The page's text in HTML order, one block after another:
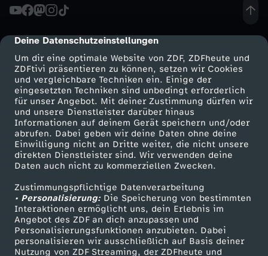
cmp-dialog-description
Deine Datenschutzeinstellungen
Um dir eine optimale Website von ZDF, ZDFheute und
ZDFtivi präsentieren zu können, setzen wir Cookies
und vergleichbare Techniken ein. Einige der
eingesetzten Techniken sind unbedingt erforderlich
für unser Angebot. Mit deiner Zustimmung dürfen wir
und unsere Dienstleister darüber hinaus
Informationen auf deinem Gerät speichern und/oder
abrufen. Dabei geben wir deine Daten ohne deine
Einwilligung nicht an Dritte weiter, die nicht unsere
direkten Dienstleister sind. Wir verwenden deine
Daten auch nicht zu kommerziellen Zwecken.
Zustimmungspflichtige Datenverarbeitung
• Personalisierung:Die Speicherung von bestimmten
Interaktionen ermöglicht uns, dein Erlebnis im
Angebot des ZDF an dich anzupassen und
Personalisierungsfunktionen anzubieten. Dabei
personalisieren wir ausschließlich auf Basis deiner
Nutzung von ZDF Streaming, der ZDFheute und
d
d
i
e
H
u
n
d
e
Mehr ZDF
ZDF-Apps
Smart TV
ZDFtext
Livestreams
Sendungen A-Z
TV-Programm
Service
ZDFmitreden
Kontakt zum ZDF
Tickets
Zuschauerservice
Hilfe